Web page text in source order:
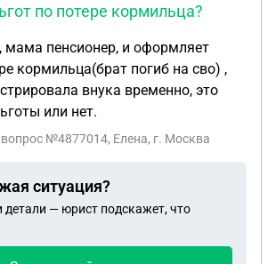
по потере кормильца?
мама пенсионер, и оформляет
кормильца(брат погиб на сво) ,
внука временно, это
или нет.
вопрос №4877014, Елена, г. Москва
ситуация?
детали — юрист подскажет, что